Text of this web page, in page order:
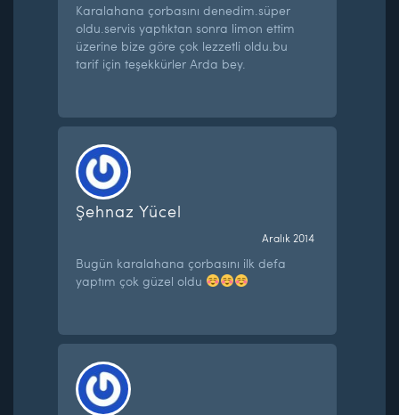
Karalahana çorbasını denedim.süper
oldu.servis yaptıktan sonra limon ettim
üzerine bize göre çok lezzetli oldu.bu
tarif için teşekkürler Arda bey.
Şehnaz Yücel
Aralık 2014
Bugün karalahana çorbasını ilk defa
yaptım çok güzel oldu